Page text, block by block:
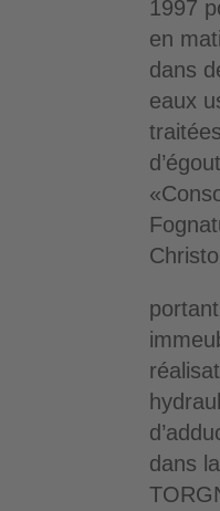
1997
en
dans
eaux
dans